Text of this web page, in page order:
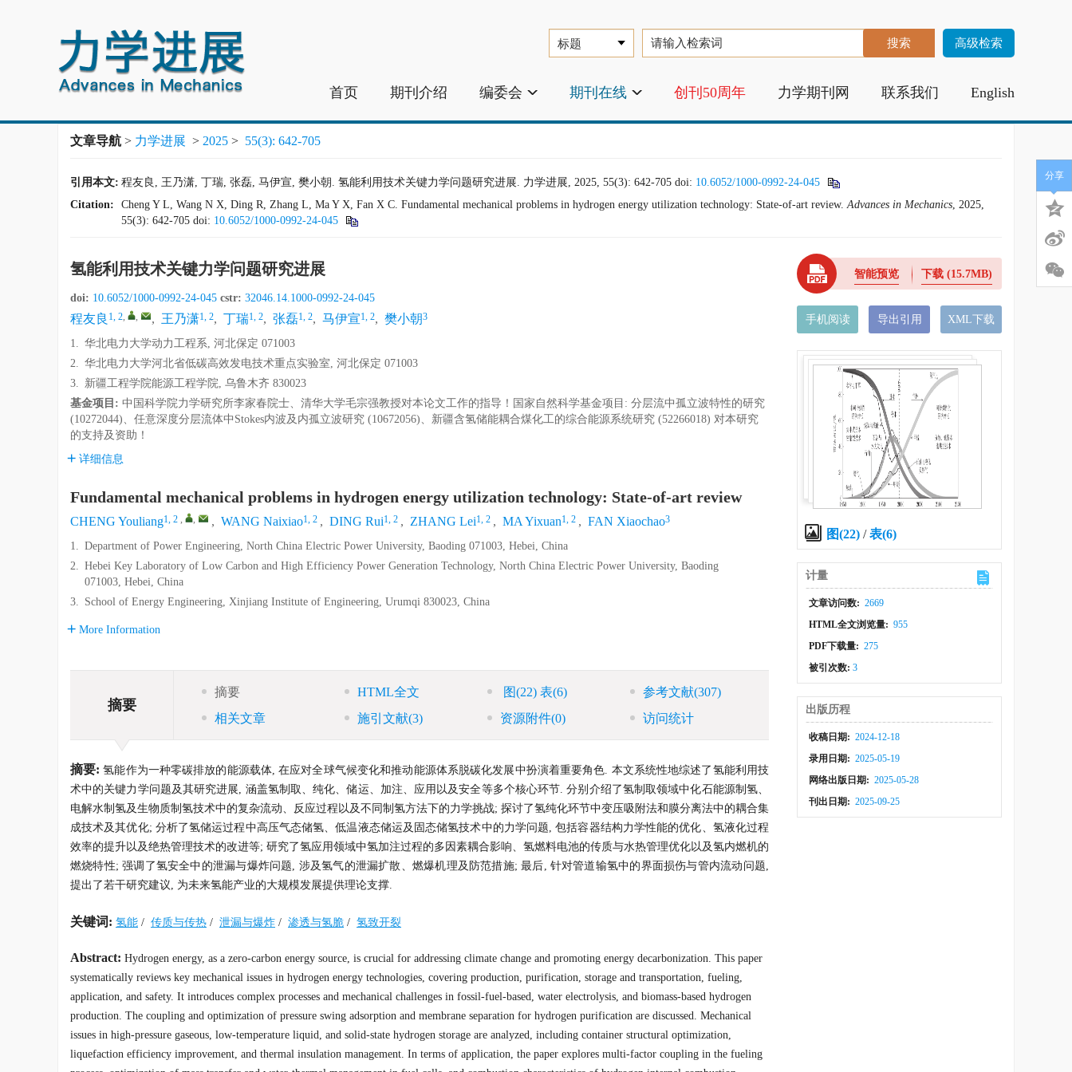
高级检索
首页 期刊介绍 编委会 期刊在线 创刊50周年 力学期刊网 联系我们 English
文章导航 > 力学进展 > 2025 > 55(3): 642-705
引用本文: 程友良, 王乃潇, 丁瑞, 张磊, 马伊宣, 樊小朝. 氢能利用技术关键力学问题研究进展. 力学进展, 2025, 55(3): 642-705 doi: 10.6052/1000-0992-24-045
Citation:
Cheng Y L, Wang N X, Ding R, Zhang L, Ma Y X, Fan X C. Fundamental mechanical problems in hydrogen energy utilization technology: State-of-art review.Advances in Mechanics, 2025,
55(3): 642-705 doi: 10.6052/1000-0992-24-045
氢能利用技术关键力学问题研究进展
doi: 10.6052/1000-0992-24-045 cstr: 32046.14.1000-0992-24-045
程友良 1, 2, , , 王乃潇1, 2, 丁瑞1, 2, 张磊1, 2, 马伊宣1, 2, 樊小朝3
1. 华北电力大学动力工程系, 河北保定 071003
2. 华北电力大学河北省低碳高效发电技术重点实验室, 河北保定 071003
3. 新疆工程学院能源工程学院, 乌鲁木齐 830023
基金项目: 中国科学院力学研究所李家春院士、清华大学毛宗强教授对本论文工作的指导！国家自然科学基金项目: 分层流中孤立波特性的研究
(10272044)、任意深度分层流体中Stokes内波及内孤立波研究 (10672056)、新疆含氢储能耦合煤化工的综合能源系统研究 (52266018) 对本研究
的支持及资助！
详细信息
Fundamental mechanical problems in hydrogen energy utilization technology: State-of-art review
CHENG Youliang1, 2 , , , WANG Naixiao1, 2 , DING Rui1, 2 , ZHANG Lei1, 2 , MA Yixuan1, 2 , FAN Xiaochao3
1. Department of Power Engineering, North China Electric Power University, Baoding 071003, Hebei, China
2. Hebei Key Laboratory of Low Carbon and High Efficiency Power Generation Technology, North China Electric Power University, Baoding
071003, Hebei, China
3. School of Energy Engineering, Xinjiang Institute of Engineering, Urumqi 830023, China
More Information
摘要
摘要 HTML全文 图(22) 表(6) 参考文献(307)
相关文章
施引文献(3) 资源附件(0) 访问统计
摘要: 氢能作为一种零碳排放的能源载体, 在应对全球气候变化和推动能源体系脱碳化发展中扮演着重要角色. 本文系统性地综述了氢能利用技
术中的关键力学问题及其研究进展, 涵盖氢制取、纯化、储运、加注、应用以及安全等多个核心环节. 分别介绍了氢制取领域中化石能源制氢、
电解水制氢及生物质制氢技术中的复杂流动、反应过程以及不同制氢方法下的力学挑战; 探讨了氢纯化环节中变压吸附法和膜分离法中的耦合集
成技术及其优化; 分析了氢储运过程中高压气态储氢、低温液态储运及固态储氢技术中的力学问题, 包括容器结构力学性能的优化、氢液化过程
效率的提升以及绝热管理技术的改进等; 研究了氢应用领域中氢加注过程的多因素耦合影响、氢燃料电池的传质与水热管理优化以及氢内燃机的
燃烧特性; 强调了氢安全中的泄漏与爆炸问题, 涉及氢气的泄漏扩散、燃爆机理及防范措施; 最后, 针对管道输氢中的界面损伤与管内流动问题,
提出了若干研究建议, 为未来氢能产业的大规模发展提供理论支撑.
关键词: 氢能 / 传质与传热 / 泄漏与爆炸 / 渗透与氢脆 / 氢致开裂
Abstract: Hydrogen energy, as a zero-carbon energy source, is crucial for addressing climate change and promoting energy decarbonization. This paper
systematically reviews key mechanical issues in hydrogen energy technologies, covering production, purification, storage and transportation, fueling,
application, and safety. It introduces complex processes and mechanical challenges in fossil-fuel-based, water electrolysis, and biomass-based hydrogen
production. The coupling and optimization of pressure swing adsorption and membrane separation for hydrogen purification are discussed. Mechanical
issues in high-pressure gaseous, low-temperature liquid, and solid-state hydrogen storage are analyzed, including container structural optimization,
liquefaction efficiency improvement, and thermal insulation management. In terms of application, the paper explores multi-factor coupling in the fueling
智能预览 下载(15.7MB)
手机阅读 导出引用 XML下载
图(22) /表(6)
计量
文章访问数: 2669
HTML全文浏览量: 955
PDF下载量: 275
被引次数:3
出版历程
收稿日期: 2024-12-18
录用日期: 2025-05-19
网络出版日期: 2025-05-28
刊出日期: 2025-09-25
分享